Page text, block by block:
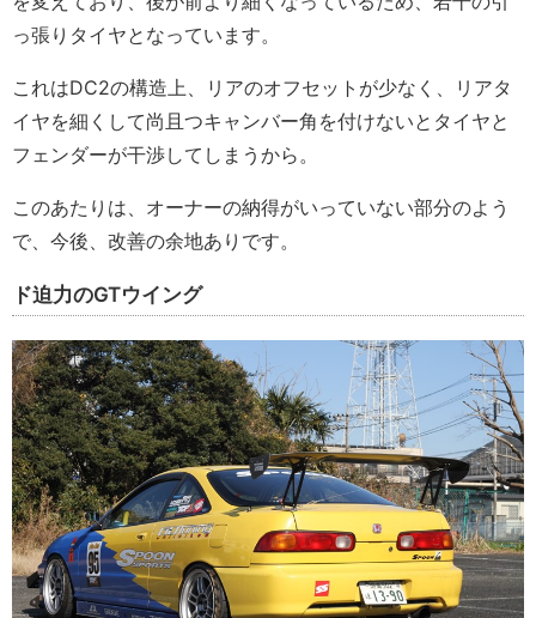
っ張りタイヤとなっています。
これはDC2の構造上、リアのオフセットが少なく、リアタ
イヤを細くして尚且つキャンバー角を付けないとタイヤと
フェンダーが干渉してしまうから。
このあたりは、オーナーの納得がいっていない部分のよう
で、今後、改善の余地ありです。
ド迫力のGTウイング